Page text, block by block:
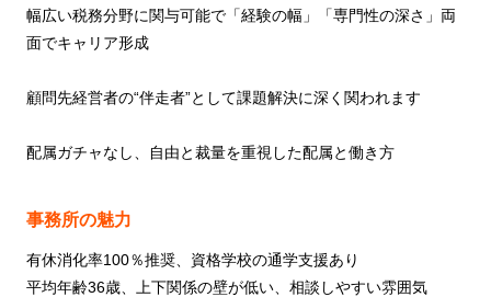
幅広い税務分野に関与可能で「経験の幅」「専門性の深さ」両
面でキャリア形成
顧問先経営者の“伴走者”として課題解決に深く関われます
配属ガチャなし、自由と裁量を重視した配属と働き方
事務所の魅力
有休消化率100％推奨、資格学校の通学支援あり
平均年齢36歳、上下関係の壁が低い、相談しやすい雰囲気